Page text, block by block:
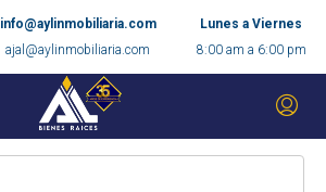
info@aylinmobiliaria.com
ajal@aylinmobiliaria.com
Lunes a Viernes
8:00 am a 6:00 pm